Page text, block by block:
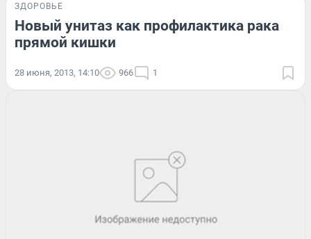
ЗДОРОВЬЕ
Новый унитаз как профилактика рака
прямой кишки
28 июня, 2013, 14:10 966 1